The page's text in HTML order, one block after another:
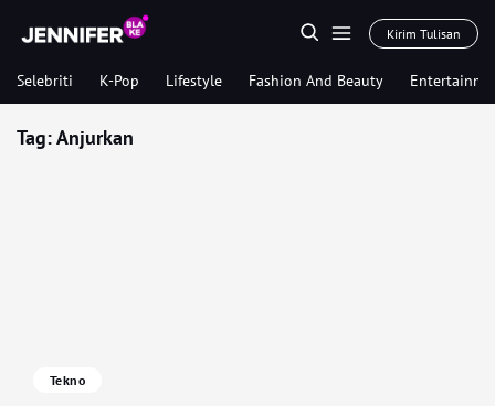
Kirim Tulisan
Selebriti K-Pop Lifestyle Fashion And Beauty
Tag:Anjurkan
Tekno